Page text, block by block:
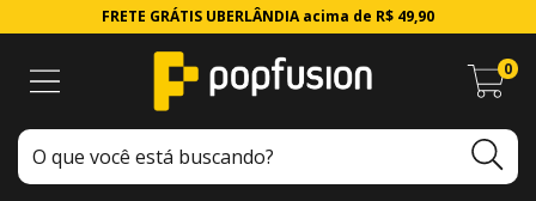
FRETE GRÁTIS UBERLÂNDIA acima de R$ 49,90
0